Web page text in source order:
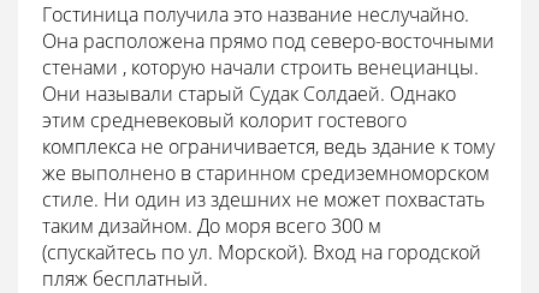
Гостиница получила это название неслучайно.
Она расположена прямо под северо-восточными
стенами , которую начали строить венецианцы.
Они называли старый Судак Солдаей. Однако
этим средневековый колорит гостевого
комплекса не ограничивается, ведь здание к тому
же выполнено в старинном средиземноморском
стиле. Ни один из здешних не может похвастать
таким дизайном. До моря всего 300 м
(спускайтесь по ул. Морской). Вход на городской
пляж бесплатный.